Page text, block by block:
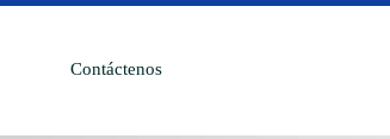
Contáctenos